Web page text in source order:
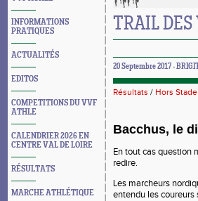
INFORMATIONS
PRATIQUES
ACTUALITÉS
EDITOS
COMPETITIONS DU VVF
ATHLE
CALENDRIER 2026 EN
CENTRE VAL DE LOIRE
RÉSULTATS
MARCHE ATHLÉTIQUE
TRAIL DES
20 Septembre 2017 -
Résultats / Hors Stade
Bacchus, le
En tout cas question
redire.
Les marcheurs
entendu les coureurs